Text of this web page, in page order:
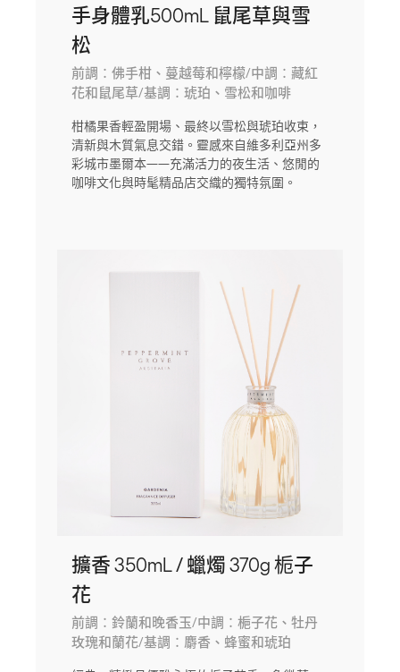
手身體乳500mL 鼠尾草與雪
松
前調：佛手柑、蔓越莓和檸檬/中調：藏紅
花和鼠尾草/基調：琥珀、雪松和咖啡
柑橘果香輕盈開場、最終以雪松與琥珀收束，
清新與木質氣息交錯。靈感來自維多利亞州多
彩城市墨爾本——充滿活力的夜生活、悠閒的
咖啡文化與時髦精品店交織的獨特氛圍。
擴香 350mL / 蠟燭 370g 栀子
花
前調：鈴蘭和晚香玉/中調：梔子花、牡丹
玫瑰和蘭花/基調：麝香、蜂蜜和琥珀